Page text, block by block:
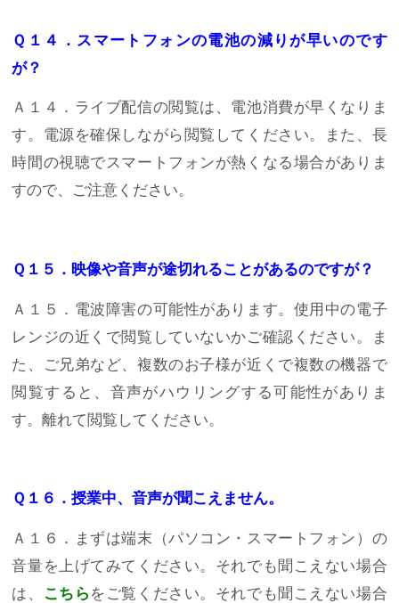
Ｑ１４．スマートフォンの電池の減りが早いのです
が？
Ａ１４．ライブ配信の閲覧は、電池消費が早くなりま
す。電源を確保しながら閲覧してください。また、長
時間の視聴でスマートフォンが熱くなる場合がありま
すので、ご注意ください。
Ｑ１５．映像や音声が途切れることがあるのですが？
Ａ１５．電波障害の可能性があります。使用中の電子
レンジの近くで閲覧していないかご確認ください。ま
た、ご兄弟など、複数のお子様が近くで複数の機器で
閲覧すると、音声がハウリングする可能性がありま
す。離れて閲覧してください。
Ｑ１６．授業中、音声が聞こえません。
Ａ１６．まずは端末（パソコン・スマートフォン）の
音量を上げてみてください。それでも聞こえない場合
は、
こちら をご覧ください。それでも聞こえない場合